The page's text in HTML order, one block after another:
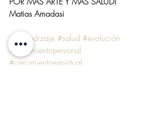
Matias Amadasi
#aprendizaje #salud #evolución
#crecimientopersonal
#crecimientoespiritual